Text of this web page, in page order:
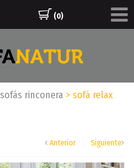
(0)
sofás rinconera > sofá relax
Anterior Siguiente